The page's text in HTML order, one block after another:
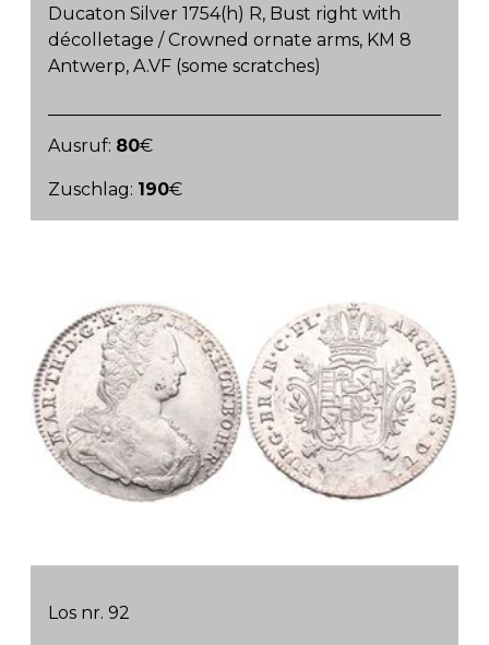
Ducaton Silver 1754(h) R, Bust right with
décolletage / Crowned ornate arms, KM 8
Antwerp, A.VF (some scratches)
Ausruf: 80€
Zuschlag: 190€
Los nr. 92